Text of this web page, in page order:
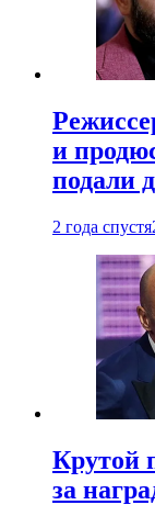
и
подали
2 года спустя
Крутой
за